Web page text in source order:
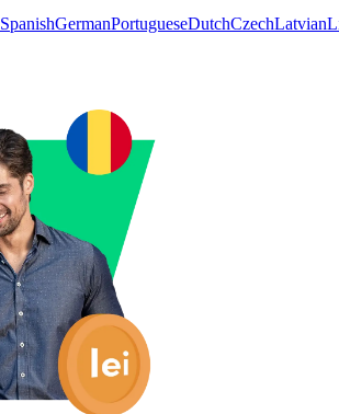
SpanishGermanPortugueseDutchCzechLatvian